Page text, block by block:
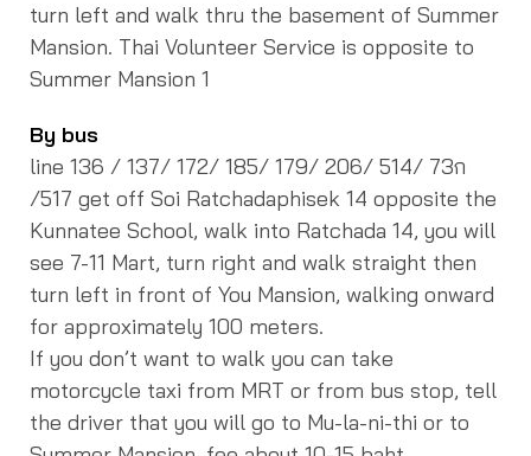
turn left and walk thru the basement of Summer
Mansion. Thai Volunteer Service is opposite to
Summer Mansion 1
By bus
line 136 / 137/ 172/ 185/ 179/ 206/ 514/ 73ก
/517 get off Soi Ratchadaphisek 14 opposite the
Kunnatee School, walk into Ratchada 14, you will
see 7-11 Mart, turn right and walk straight then
turn left in front of You Mansion, walking onward
for approximately 100 meters.
If you don’t want to walk you can take
motorcycle taxi from MRT or from bus stop, tell
the driver that you will go to Mu-la-ni-thi or to